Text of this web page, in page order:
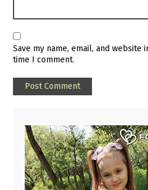
Save my name, email, and
time I comment.